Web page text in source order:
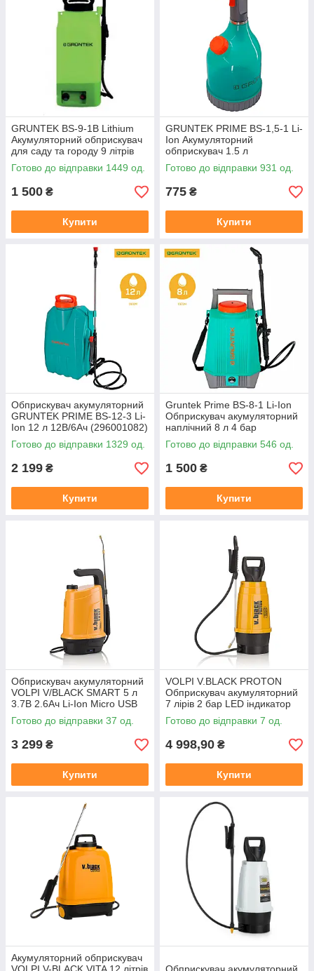
GRUNTEK BS-9-1B Lithium
Акумуляторний обприскувач
для саду та городу 9 літрів
Готово до відправки 1449 од.
1 500 ₴
Купити
GRUNTEK PRIME BS-1,5-1 Li-
Ion Акумуляторний
обприскувач 1.5 л
(296001085)
Готово до відправки 931 од.
775 ₴
Купити
Обприскувач акумуляторний
GRUNTEK PRIME BS-12-3 Li-
Ion 12 л 12В/6Ач (296001082)
Готово до відправки 1329 од.
2 199 ₴
Купити
Gruntek Prime BS-8-1 Li-Ion
Обприскувач акумуляторний
наплічний 8 л 4 бар
12В/2.5Ач (296001084)
Готово до відправки 546 од.
1 500 ₴
Купити
Обприскувач акумуляторний
VOLPI V/BLACK SMART 5 л
3.7В 2.6Ач Li-Ion Micro USB
LED індикатор заряду
(19SME)
Готово до відправки 37 од.
3 299 ₴
Купити
VOLPI V.BLACK PROTON
Обприскувач акумуляторний
7 лірів 2 бар LED індикатор
заряду, USB роз'єм
Готово до відправки 7 од.
4 998,90 ₴
Купити
Акумуляторний обприскувач